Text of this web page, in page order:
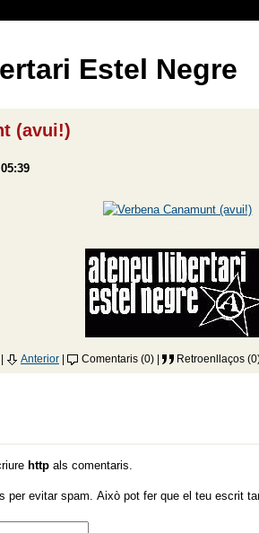
Estel Negre
(avui!)
Anterior | Comentaris (0) | Retroenllaços
http als comentaris.
per evitar spam. Això pot fer que el teu escrit